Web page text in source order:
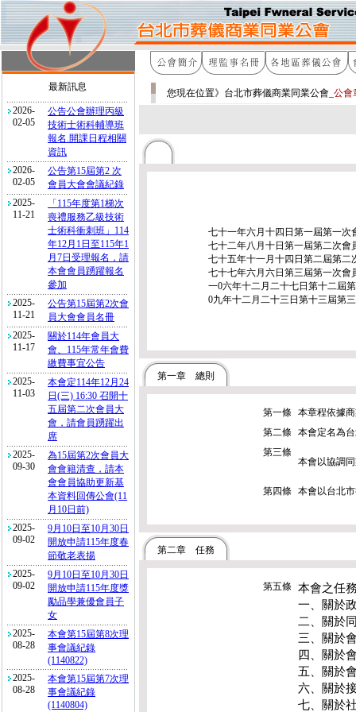
最新訊息
2026-
02-05
公告公會辦理丙級
技術士術科輔導班
報名.開課日程相關
資訊
2026-
02-05
公告第15屆第2 次
會員大會會議紀錄
2025-
11-21
「115年度第1梯次
喪禮服務乙級技術
士術科衝刺班」114
年12月1日至115年1
月7日受理報名，請
本會會員踴躍報名
參加
2025-
11-21
公告第15屆第2次會
員大會會員名冊
2025-
11-17
關於114年會員大
會、115年常年會費
繳費事宜公告
2025-
11-03
本會定114年12月24
日(三) 16:30 召開十
五屆第二次會員大
會，請會員踴躍出
席
2025-
09-30
為15屆第2次會員大
會會籍清查，請本
會會員協助更新基
本資料回傳公會(11
月10日前)
2025-
09-02
9月10日至10月30日
開放申請115年度春
節敬老表揚
2025-
09-02
9月10日至10月30日
開放申請115年度獎
勵品學兼優會員子
女
2025-
08-28
本會第15屆第8次理
事會議紀錄
(1140822)
2025-
08-28
本會第15屆第7次理
事會議紀錄
(1140804)
您現在位置》台北市葬儀商業同業公會_ 公會
七十一年六月十四日第一屆
七十二年八月十日第一屆第二次
七十五年十一月十四日第二屆第
七十七年六月六日第三屆第一
一0六年十二月二十七日第十二
0九年十二月二十三日第十三屆
第一章 總則
第一條
本章程依據
第二條
本會定名為
第三條
本會以協調
第四條 本會以台北
第二章 任務
第五條
本會之任
一、關於
二、關於
三、關於
四、關於
五、關於
六、關於
七、關於